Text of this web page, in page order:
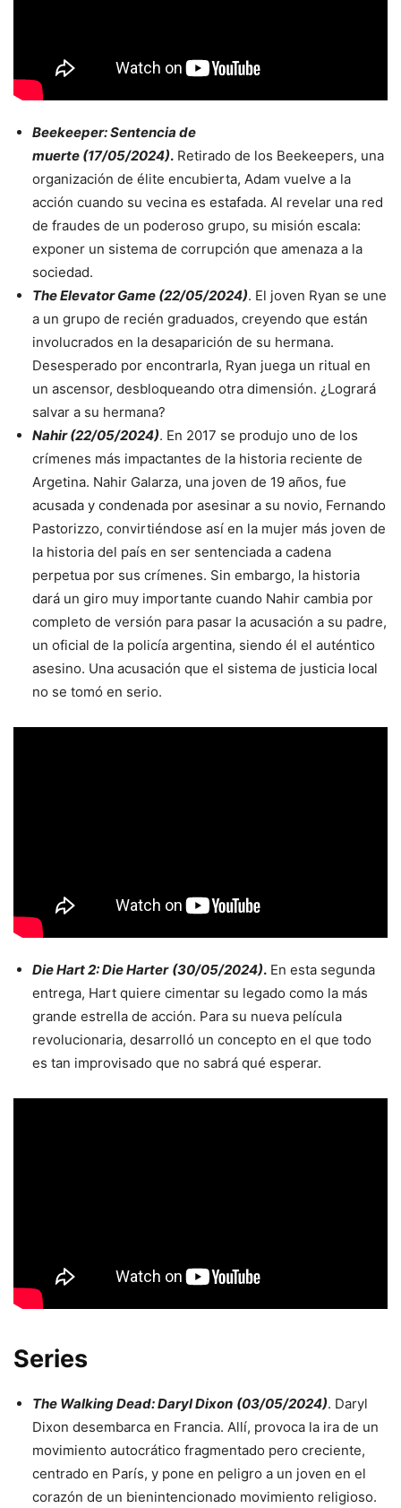
Beekeeper: Sentencia de
muerte (17/05/2024). Retirado de los Beekeepers, una
organización de élite encubierta, Adam vuelve a la
acción cuando su vecina es estafada. Al revelar una red
de fraudes de un poderoso grupo, su misión escala:
exponer un sistema de corrupción que amenaza a la
sociedad.
The Elevator Game (22/05/2024). El joven Ryan se une
a un grupo de recién graduados, creyendo que están
involucrados en la desaparición de su hermana.
Desesperado por encontrarla, Ryan juega un ritual en
un ascensor, desbloqueando otra dimensión. ¿Logrará
salvar a su hermana?
Nahir (22/05/2024). En 2017 se produjo uno de los
crímenes más impactantes de la historia reciente de
Argetina. Nahir Galarza, una joven de 19 años, fue
acusada y condenada por asesinar a su novio, Fernando
Pastorizzo, convirtiéndose así en la mujer más joven de
la historia del país en ser sentenciada a cadena
perpetua por sus crímenes. Sin embargo, la historia
dará un giro muy importante cuando Nahir cambia por
completo de versión para pasar la acusación a su padre,
un oficial de la policía argentina, siendo él el auténtico
asesino. Una acusación que el sistema de justicia local
no se tomó en serio.
Die Hart 2: Die Harter (30/05/2024). En esta segunda
entrega, Hart quiere cimentar su legado como la más
grande estrella de acción. Para su nueva película
revolucionaria, desarrolló un concepto en el que todo
es tan improvisado que no sabrá qué esperar.
Series
The Walking Dead: Daryl Dixon (03/05/2024). Daryl
Dixon desembarca en Francia. Allí, provoca la ira de un
movimiento autocrático fragmentado pero creciente,
centrado en París, y pone en peligro a un joven en el
corazón de un bienintencionado movimiento religioso.